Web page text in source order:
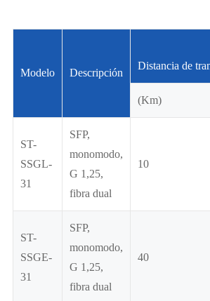
Modelo Descripción
Distancia de
(Km)
ST-
SSGL-
31
SFP,
monomodo,
G 1,25,
fibra dual
10
ST-
SSGE-
31
SFP,
monomodo,
G 1,25,
fibra dual
40